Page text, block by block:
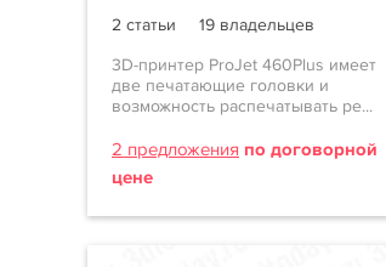
2 статьи
19 владельцев
3D-принтер ProJet 460Plus имеет
две печатающие головки и
возможность распечатывать ре...
2 предложения по договорной
цене